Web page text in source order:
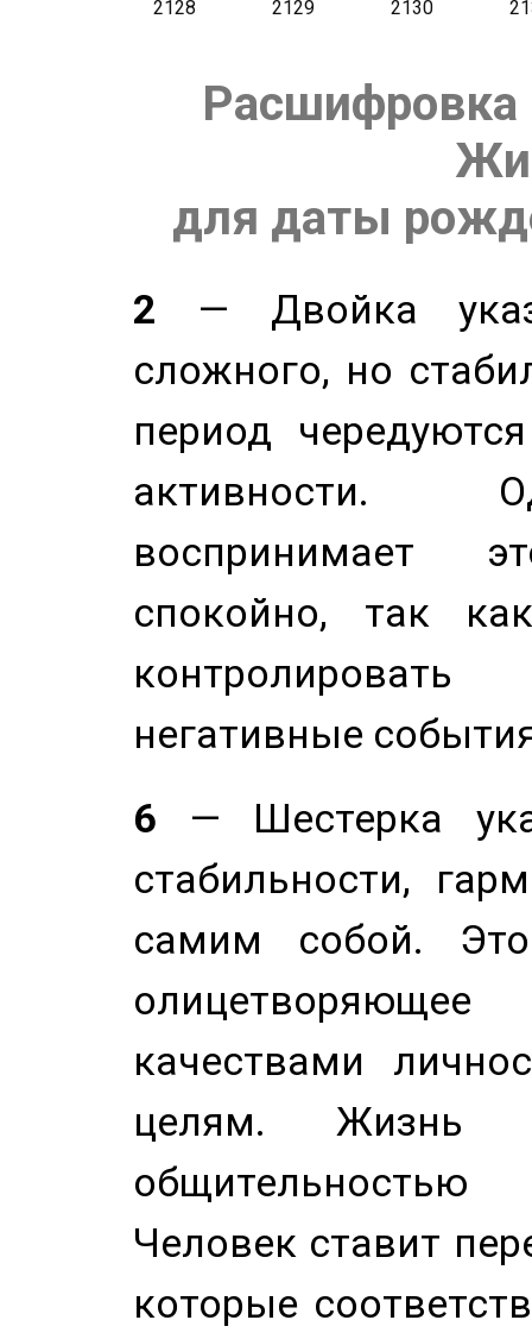
Расшифровка
для даты
2 — Двойка
сложного, но
период
активности.
воспринимает
спокойно, так
негативные
6 — Шестерка
стабильности,
самим собой.
качествами
целям. Жизнь
Человек ставит
которые